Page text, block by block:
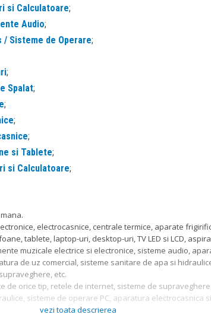
si Calculatoare;
Audio;
/ Sisteme de Operare;
;
Spalat;
;
;
;
si Tablete;
si Calculatoare;
electrocasnice, centrale termice, aparate
tablete, laptop-uri, desktop-uri, TV LED si LCD,
muzicale electrice si electronice, sisteme audio,
de uz comercial, sisteme sanitare de apa si
etc.
de orice tip, retele de internet, sisteme de
sisteme de operare PC, aparatura electrocasnica si
tip, etc.Âvezi toata descrierea